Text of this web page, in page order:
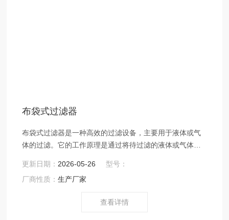
布袋式过滤器
布袋式过滤器是一种高效的过滤设备，主要用于液体或气
体的过滤。它的工作原理是通过将待过滤的液体或气体通
过滤的目的。
更新日期： 2026-05-26
型号：
厂商性质：生产厂家
查看详情